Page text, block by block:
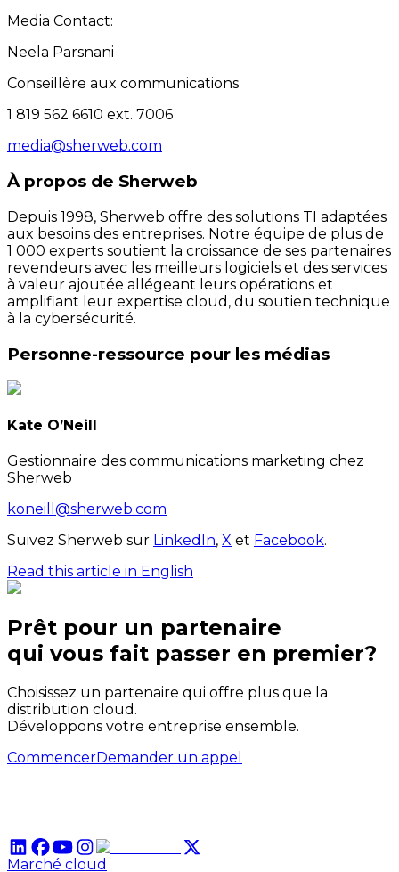
Media Contact:
Neela Parsnani
Conseillère aux communications
1 819 562 6610 ext. 7006
media@sherweb.com
À propos de Sherweb
Depuis 1998, Sherweb offre des solutions TI adaptées
aux besoins des entreprises. Notre équipe de plus de
1 000 experts soutient la croissance de ses partenaires
revendeurs avec les meilleurs logiciels et des services
à valeur ajoutée allégeant leurs opérations et
amplifiant leur expertise cloud, du soutien technique
à la cybersécurité.
Personne-ressource pour les médias
Kate O’Neill
Gestionnaire des communications marketing chez
Sherweb
koneill@sherweb.com
Suivez Sherweb sur LinkedIn, X et Facebook.
Read this article in English
Prêt pour un partenaire
qui vous fait passer en premier?
Choisissez un partenaire qui offre plus que la
distribution cloud.
Développons votre entreprise ensemble.
CommencerDemander un appel
Marché cloud